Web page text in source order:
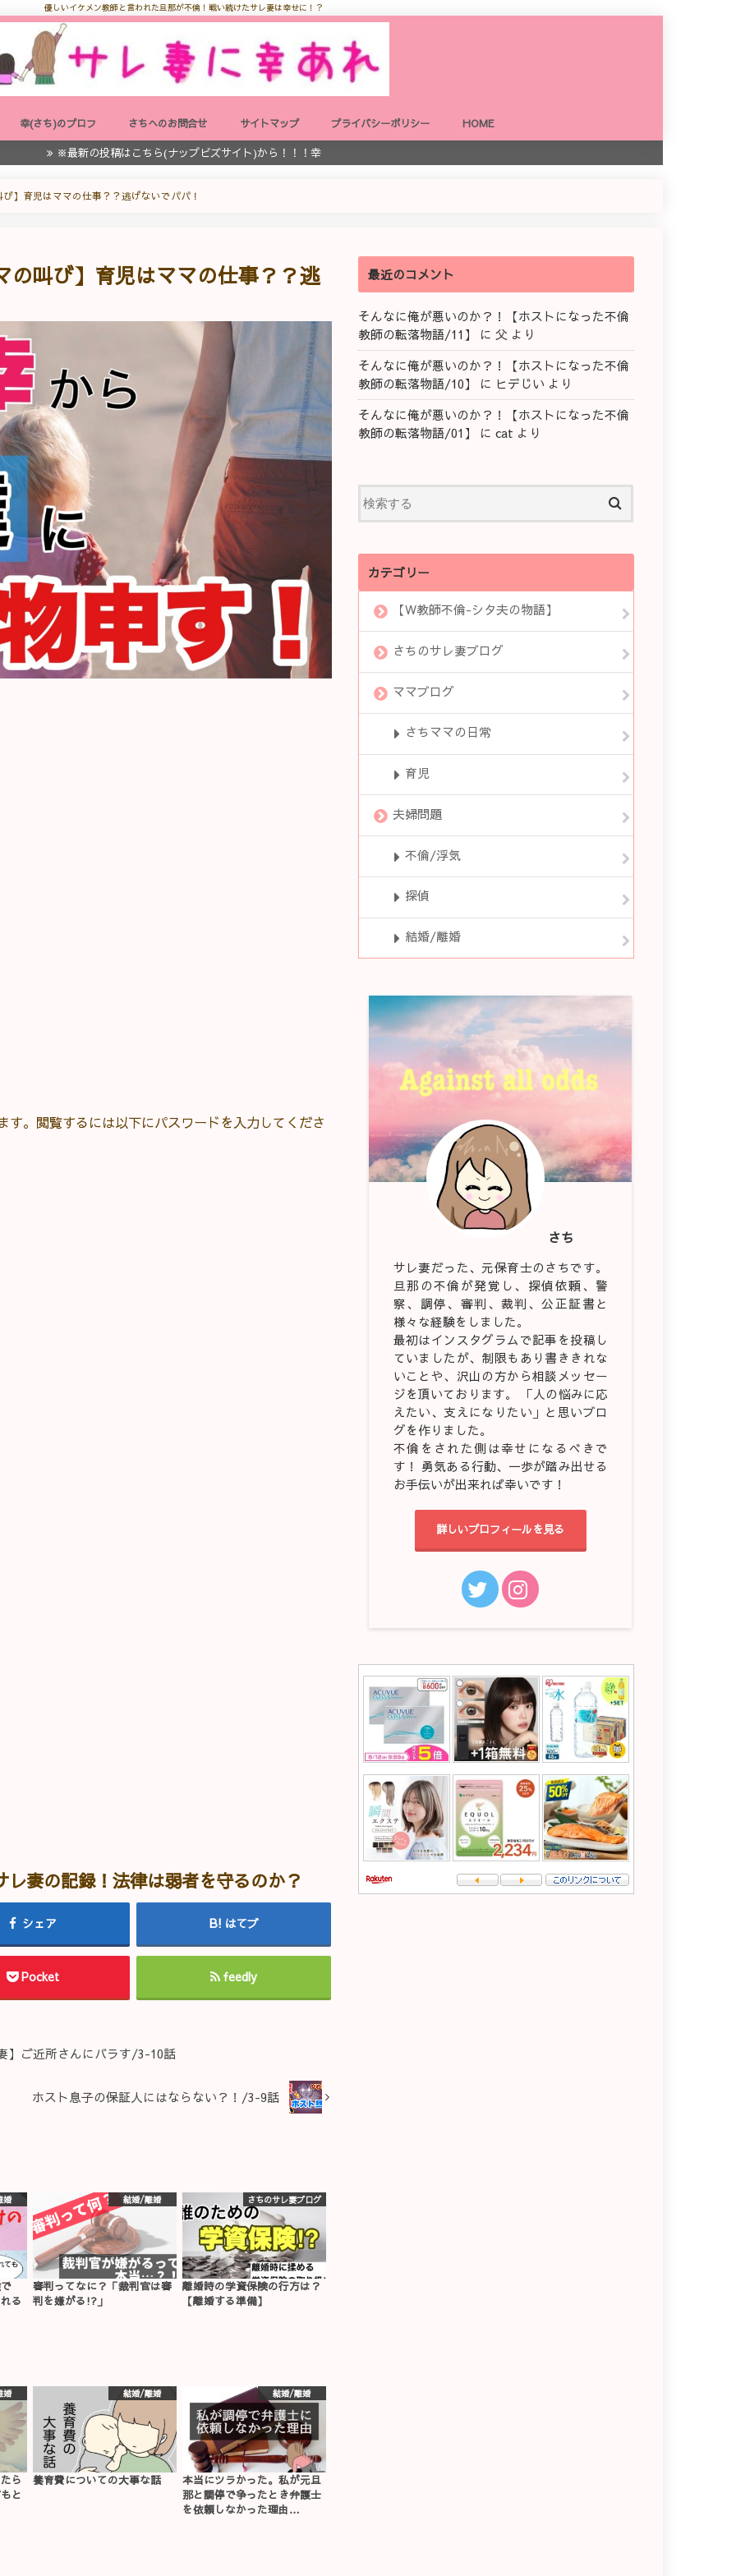
優しいイケメン教師と言われた旦那が不倫！戦い続けたサレ妻は幸せに！？
幸(さち)のプロフ さちへのお問合せ サイトマップ プライバシーポリシー HOME
※最新の投稿はこちら(ナップビズサイト)から！！！幸
び】育児はママの仕事？？逃げないでパパ！
の叫び】育児はママの仕事？？逃
す。閲覧するには以下にパスワードを入力してくださ
妻の記録！法律は弱者を守るのか？
シェア はてブ
Pocket feedly
】ご近所さんにバラす/3-10話
ホスト息子の保証人にはならない？！/3-9話
婚
る
結婚/離婚
審判ってなに？「裁判官は審
判を嫌がる!?」
さちのサレ妻ブログ
離婚時の学資保険の行方は？
【離婚する準備】
婚
ら
と
結婚/離婚
養育費についての大事な話
結婚/離婚
本当にツラかった。私が元旦
那と調停で争ったとき弁護士
を依頼しなかった理由…
最近のコメント
そんなに俺が悪いのか？！【ホストになった不倫
教師の転落物語/11】
に 父 より
そんなに俺が悪いのか？！【ホストになった不倫
教師の転落物語/10】
に ヒデじい より
そんなに俺が悪いのか？！【ホストになった不倫
教師の転落物語/01】
に cat より
カテゴリー
【W教師不倫-シタ夫の物語】
さちのサレ妻ブログ
ママブログ
さちママの日常
育児
夫婦問題
不倫/浮気
探偵
結婚/離婚
さち
サレ妻だった、元保育士のさちです。
旦那の不倫が発覚し、探偵依頼、警
察、調停、審判、裁判、公正証書と
様々な経験をしました。
最初はインスタグラムで記事を投稿し
ていましたが、制限もあり書ききれな
いことや、沢山の方から相談メッセー
ジを頂いております。 「人の悩みに応
えたい、支えになりたい」と思いブロ
グを作りました。
不倫をされた側は幸せになるべきで
す！ 勇気ある行動、一歩が踏み出せる
お手伝いが出来れば幸いです！
詳しいプロフィールを見る